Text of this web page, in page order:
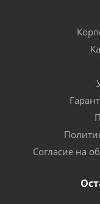
Согласие на